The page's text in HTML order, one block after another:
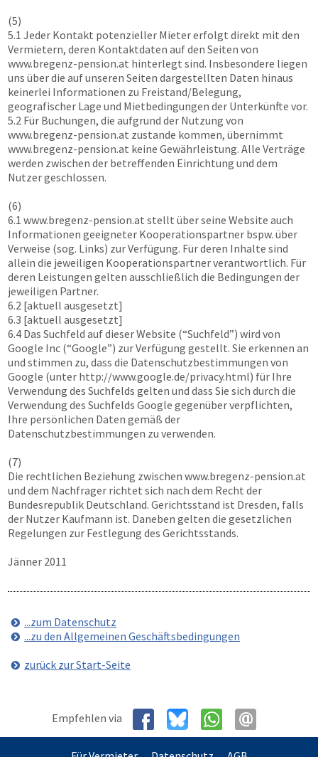
(5)
5.1 Jeder Kontakt potenzieller Mieter erfolgt direkt mit den
Vermietern, deren Kontaktdaten auf den Seiten von
www.bregenz-pension.at hinterlegt sind. Insbesondere liegen
uns über die auf unseren Seiten dargestellten Daten hinaus
keinerlei Informationen zu Freistand/Belegung,
geografischer Lage und Mietbedingungen der Unterkünfte vor.
5.2 Für Buchungen, die aufgrund der Nutzung von
www.bregenz-pension.at zustande kommen, übernimmt
www.bregenz-pension.at keine Gewährleistung. Alle Verträge
werden zwischen der betreffenden Einrichtung und dem
Nutzer geschlossen.
(6)
6.1 www.bregenz-pension.at stellt über seine Website auch
Informationen geeigneter Kooperationspartner bspw. über
Verweise (sog. Links) zur Verfügung. Für deren Inhalte sind
allein die jeweiligen Kooperationspartner verantwortlich. Für
deren Leistungen gelten ausschließlich die Bedingungen der
jeweiligen Partner.
6.2 [aktuell ausgesetzt]
6.3 [aktuell ausgesetzt]
6.4 Das Suchfeld auf dieser Website (“Suchfeld”) wird von
Google Inc (“Google”) zur Verfügung gestellt. Sie erkennen an
und stimmen zu, dass die Datenschutzbestimmungen von
Google (unter http://www.google.de/privacy.html) für Ihre
Verwendung des Suchfelds gelten und dass Sie sich durch die
Verwendung des Suchfelds Google gegenüber verpflichten,
Ihre persönlichen Daten gemäß der
Datenschutzbestimmungen zu verwenden.
(7)
Die rechtlichen Beziehung zwischen www.bregenz-pension.at
und dem Nachfrager richtet sich nach dem Recht der
Bundesrepublik Deutschland. Gerichtsstand ist Dresden, falls
der Nutzer Kaufmann ist. Daneben gelten die gesetzlichen
Regelungen zur Festlegung des Gerichtsstands.
Jänner 2011
...zum Datenschutz
...zu den Allgemeinen Geschäftsbedingungen
zurück zur Start-Seite
Empfehlen via